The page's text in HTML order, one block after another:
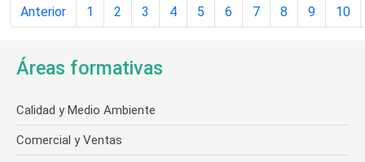
Anterior 1 2 3 4 5 6 7 8 9 10
Áreas formativas
Calidad y Medio Ambiente
Comercial y Ventas